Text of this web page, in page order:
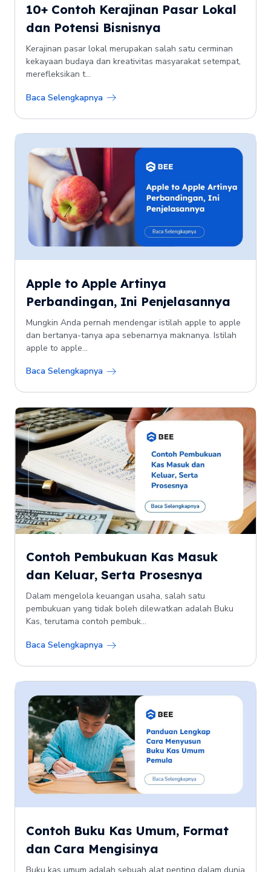
10+ Contoh Kerajinan Pasar Lokal
dan Potensi Bisnisnya
Kerajinan pasar lokal merupakan salah satu cerminan
kekayaan budaya dan kreativitas masyarakat setempat,
merefleksikan t...
Baca Selengkapnya
Apple to Apple Artinya
Perbandingan, Ini Penjelasannya
Mungkin Anda pernah mendengar istilah apple to apple
dan bertanya-tanya apa sebenarnya maknanya. Istilah
apple to apple...
Baca Selengkapnya
Contoh Pembukuan Kas Masuk
dan Keluar, Serta Prosesnya
Dalam mengelola keuangan usaha, salah satu
pembukuan yang tidak boleh dilewatkan adalah Buku
Kas, terutama contoh pembuk...
Baca Selengkapnya
Contoh Buku Kas Umum, Format
dan Cara Mengisinya